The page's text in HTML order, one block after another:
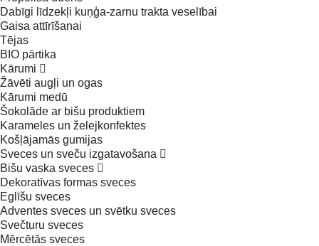
Dabīgi līdzekļi kuņģa-zarnu trakta veselībai
Gaisa attīrīšanai
Tējas
BIO pārtika
Kārumi
Žāvēti augļi un ogas
Kārumi medū
Šokolāde ar bišu produktiem
Karameles un želejkonfektes
Košļājamās gumijas
Sveces un sveču izgatavošana
Bišu vaska sveces
Dekoratīvas formas sveces
Eglīšu sveces
Adventes sveces un svētku sveces
Svečturu sveces
Mērcētās sveces